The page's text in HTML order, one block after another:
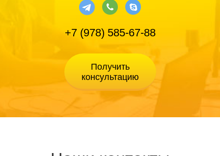
+7 (978) 585-67-88